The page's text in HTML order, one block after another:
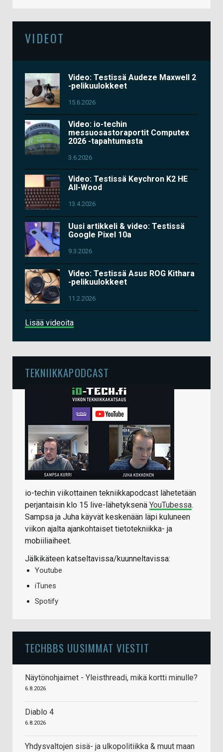
VIDEOT
Video: Testissä Audeze Maxwell 2
-pelikuulokkeet
15.6.2026
Video: io-techin
messuosastoraportit Computex
2026 -tapahtumasta
3.6.2026
Video: Testissä Keychron K2 HE
All-Wood
13.4.2026
Uusi artikkeli & video: Testissä
Google Pixel 10a
9.3.2026
Video: Testissä Asus ROG Kithara
-pelikuulokkeet
11.2.2026
Lisää videoita
TEKNIIKKAPODCAST
io-techin viikottainen tekniikkapodcast lähetetään
perjantaisin klo 15 live-lähetyksenä YouTubessa.
Sampsa ja Juha käyvät keskenään läpi kuluneen
viikon ajalta ajankohtaiset tietotekniikka- ja
mobiiliaiheet.
Jälkikäteen katseltavissa/kuunneltavissa:
Youtube
iTunes
Spotify
TECHBBS UUSIMMAT VIESTIT
Näytönohjaimet - Yleisthreadi, mikä kortti minulle?
6.8.2026
Diablo 4
6.8.2026
Yhdysvaltojen sisä- ja ulkopolitiikka & muut maan